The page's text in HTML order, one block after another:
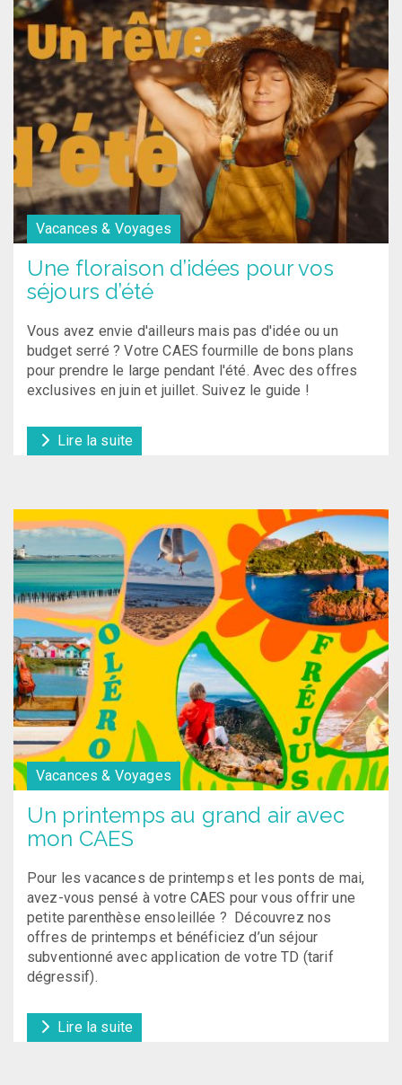
Vacances & Voyages
Une floraison d’idées pour vos
séjours d’été
Vous avez envie d'ailleurs mais pas d'idée ou un
budget serré ? Votre CAES fourmille de bons plans
pour prendre le large pendant l'été. Avec des offres
exclusives en juin et juillet. Suivez le guide !
Lire la suite
Vacances & Voyages
Un printemps au grand air avec
mon CAES
Pour les vacances de printemps et les ponts de mai,
avez-vous pensé à votre CAES pour vous offrir une
petite parenthèse ensoleillée ? Découvrez nos
offres de printemps et bénéficiez d’un séjour
subventionné avec application de votre TD (tarif
dégressif).
Lire la suite